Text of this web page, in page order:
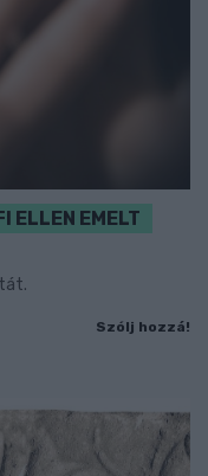
ELLEN EMELT
Szólj hozzá!